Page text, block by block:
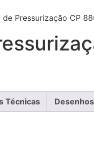
de Pressurização CP
Técnicas